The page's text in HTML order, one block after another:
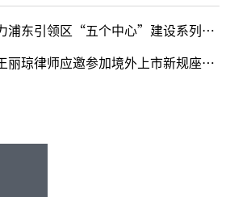
区“五个中心”建设系列公益讲座2023年度四月场圆满举行
律师应邀参加境外上市新规座谈会并作主题演讲